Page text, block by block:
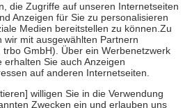
auch für Online-Apotheken.
Krankenpflege beträgt die
Kosten sowie zehn Euro je
für ihre eigene Gesundheit zu
Stellung der Familie zu unterstützen,
an bei: